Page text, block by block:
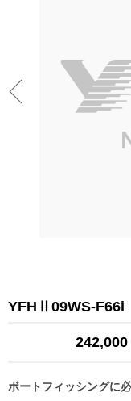
YFHⅡ09WS-F66i
242,000
ボートフィッシングに